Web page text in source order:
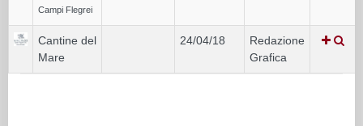
Campi Flegrei
Cantine del
Mare
24/04/18
Redazione
Grafica